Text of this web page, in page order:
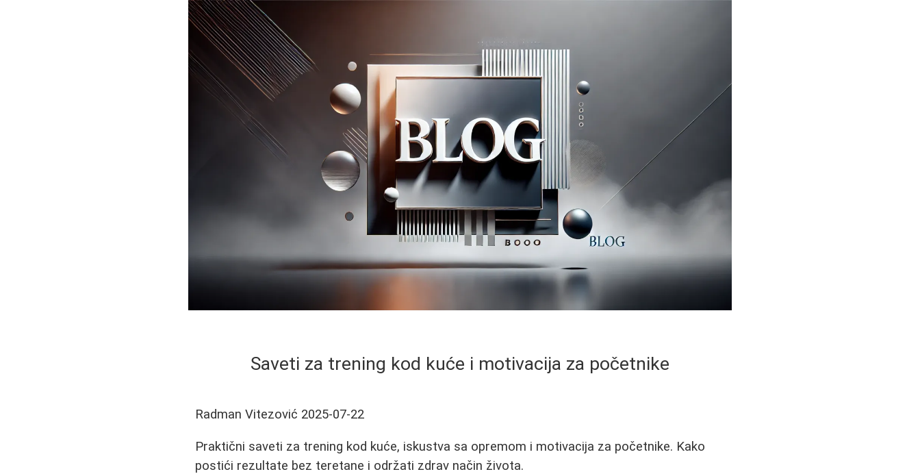
Saveti za trening kod kuće i motivacija za početnike
Radman Vitezović 2025-07-22
Praktični saveti za trening kod kuće, iskustva sa opremom i motivacija za početnike. Kako
postići rezultate bez teretane i održati zdrav način života.